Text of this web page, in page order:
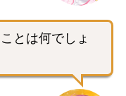
とは何でしょ